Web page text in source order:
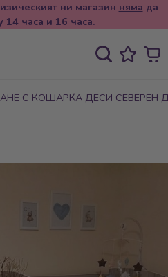
ни магазин няма да
часа и 16 часа.
С КОШАРКА ДЕСИ СЕВЕРЕН